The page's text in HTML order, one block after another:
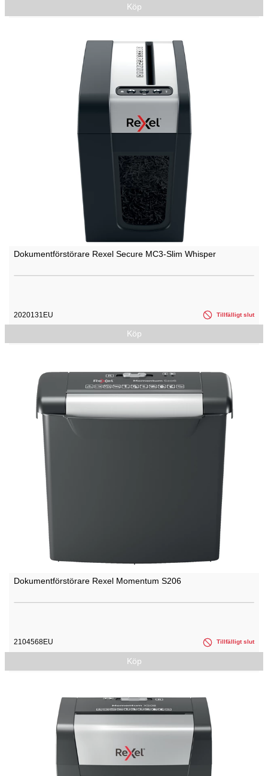
Köp
Dokumentförstörare Rexel Secure MC3-Slim Whisper
2020131EU Tillfälligt slut
Köp
Dokumentförstörare Rexel Momentum S206
2104568EU Tillfälligt slut
Köp